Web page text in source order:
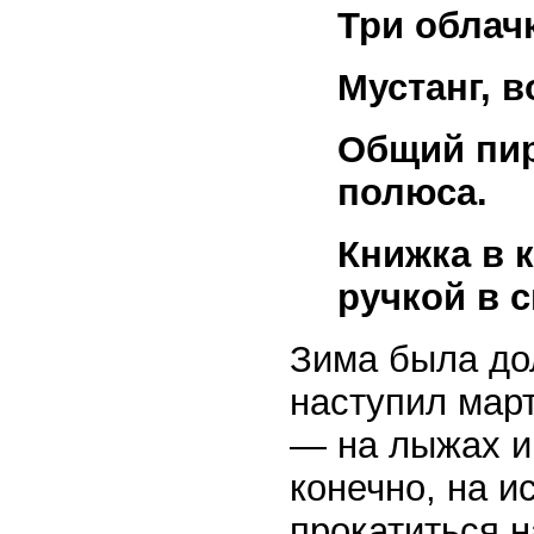
Три
Мустанг,
Общий
полюса.
Книжка в
ручкой в
Зима была
наступил
— на лыжах и
конечно, на